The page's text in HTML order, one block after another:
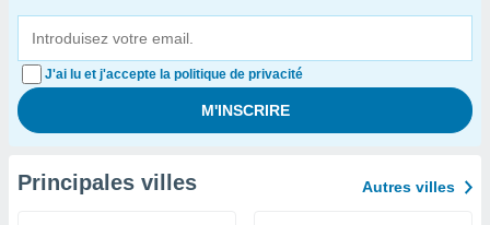
J'ai lu et j'accepte la politique de privacité
Principales villes Autres villes